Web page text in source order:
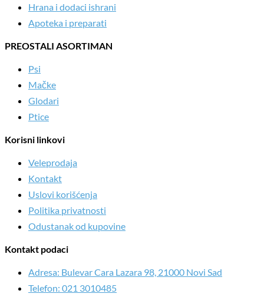
Hrana i dodaci ishrani
Apoteka i preparati
PREOSTALI ASORTIMAN
Psi
Mačke
Glodari
Ptice
Korisni linkovi
Veleprodaja
Kontakt
Uslovi korišćenja
Politika privatnosti
Odustanak od kupovine
Kontakt podaci
Adresa: Bulevar Cara Lazara 98, 21000 Novi Sad
Telefon: 021 3010485